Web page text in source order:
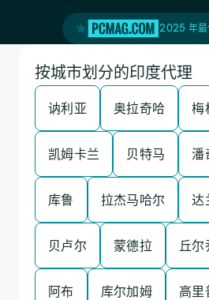
2025 年最
按城市划分的印度代理
讷利亚 奥拉奇哈 梅
凯姆卡兰 贝特马 潘
库鲁 拉杰马哈尔 达
贝卢尔 蒙德拉 丘尔
阿布 库尔加姆 高里